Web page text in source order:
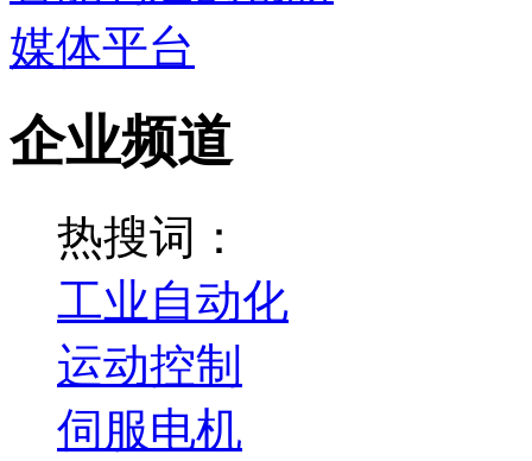
企业频道
热搜词：
工业自动化
运动控制
伺服电机